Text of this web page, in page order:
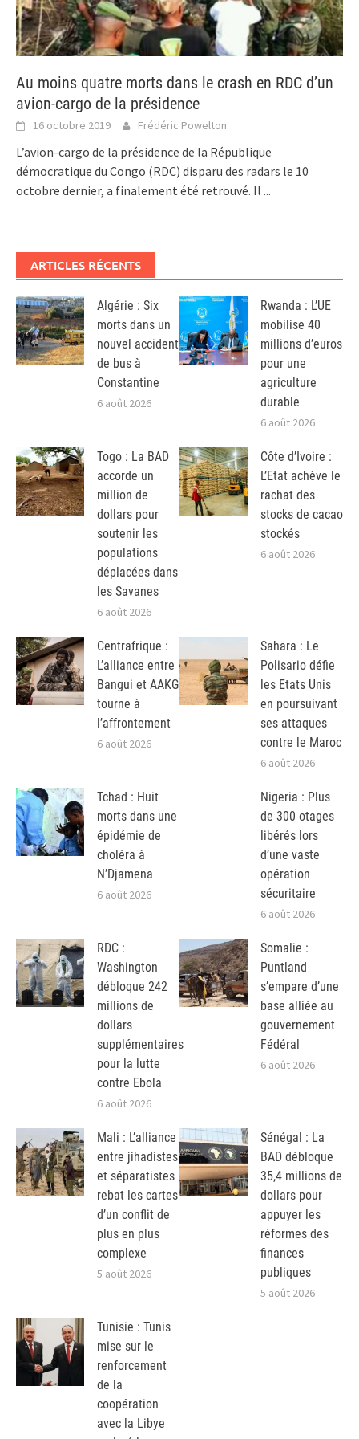
Au moins quatre morts dans le crash en RDC d’un
avion-cargo de la présidence
16 octobre 2019 Frédéric Powelton
L’avion-cargo de la présidence de la République
démocratique du Congo (RDC) disparu des radars le 10
octobre dernier, a finalement été retrouvé. Il ...
ARTICLES RÉCENTS
Algérie : Six
morts dans un
nouvel accident
de bus à
Constantine
6 août 2026
Rwanda : L’UE
mobilise 40
millions d’euros
pour une
agriculture
durable
6 août 2026
Togo : La BAD
accorde un
million de
dollars pour
soutenir les
populations
déplacées dans
les Savanes
6 août 2026
Côte d’Ivoire :
L’Etat achève le
rachat des
stocks de cacao
stockés
6 août 2026
Centrafrique :
L’alliance entre
Bangui et AAKG
tourne à
l’affrontement
6 août 2026
Sahara : Le
Polisario défie
les Etats Unis
en poursuivant
ses attaques
contre le Maroc
6 août 2026
Tchad : Huit
morts dans une
épidémie de
choléra à
N’Djamena
6 août 2026
Nigeria : Plus
de 300 otages
libérés lors
d’une vaste
opération
sécuritaire
6 août 2026
RDC :
Washington
débloque 242
millions de
dollars
supplémentaires
pour la lutte
contre Ebola
6 août 2026
Somalie :
Puntland
s’empare d’une
base alliée au
gouvernement
Fédéral
6 août 2026
Mali : L’alliance
entre jihadistes
et séparatistes
rebat les cartes
d’un conflit de
plus en plus
complexe
5 août 2026
Sénégal : La
BAD débloque
35,4 millions de
dollars pour
appuyer les
réformes des
finances
publiques
5 août 2026
Tunisie : Tunis
mise sur le
renforcement
de la
coopération
avec la Libye